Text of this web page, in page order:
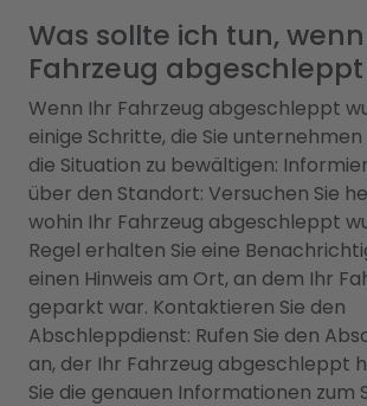
Was sollte ich tun,
Fahrzeug
Wenn Ihr Fahrzeug abgeschleppt
einige Schritte, die Sie
die Situation zu bewältigen:
über den Standort: Versuchen Sie
wohin Ihr Fahrzeug abgeschleppt
Regel erhalten Sie eine
einen Hinweis am Ort, an dem Ihr
geparkt war. Kontaktieren Sie den
Abschleppdienst: Rufen Sie den
an, der Ihr Fahrzeug abgeschleppt
Sie die genauen Informationen zum